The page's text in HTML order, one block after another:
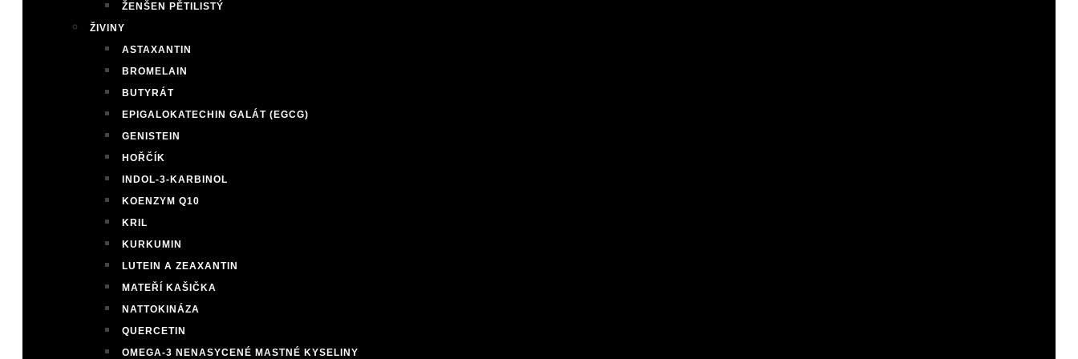
ŽENŠEN PĚTILISTÝ
ŽIVINY
ASTAXANTIN
BROMELAIN
BUTYRÁT
EPIGALOKATECHIN GALÁT (EGCG)
GENISTEIN
HOŘČÍK
INDOL-3-KARBINOL
KOENZYM Q10
KRIL
KURKUMIN
LUTEIN A ZEAXANTIN
MATEŘÍ KAŠIČKA
NATTOKINÁZA
QUERCETIN
OMEGA-3 NENASYCENÉ MASTNÉ KYSELINY